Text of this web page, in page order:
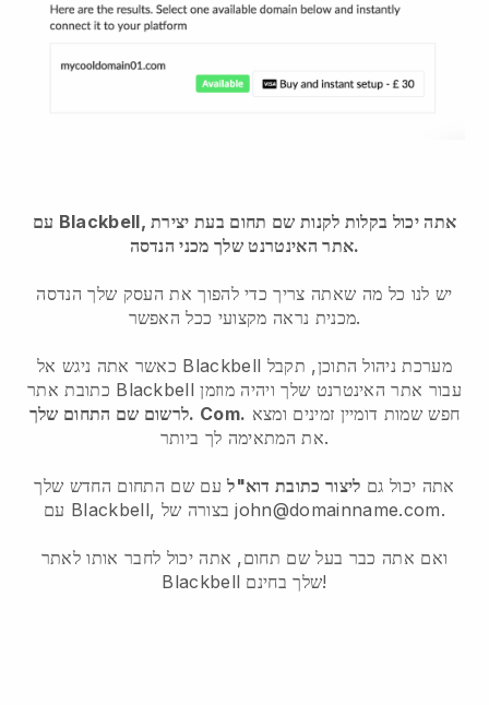
עם Blackbell, אתה יכול בקלות לקנות שם תחום בעת יצירת
אתר האינטרנט שלך מכני הנדסה.
יש לנו כל מה שאתה צריך כדי להפוך את העסק שלך הנדסה
מכנית נראה מקצועי ככל האפשר.
כאשר אתה ניגש אל Blackbell מערכת ניהול התוכן, תקבל
כתובת אתר Blackbell עבור אתר האינטרנט שלך ויהיה מוזמן
לרשום שם התחום שלך. Com.
את המתאימה לך ביותר.
אתה יכול גם ליצור כתובת דוא"לעם שם התחום החדש שלך
עם Blackbell, בצורה של john@domainname.com.
ואם אתה כבר בעל שם תחום, אתה יכול לחבר אותו לאתר
Blackbell שלך בחינם!